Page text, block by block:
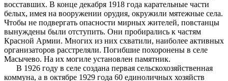
восставших. В конце декабря 1918 года карательные части
белых, имея на вооружении орудия, окружили мятежные села.
Чтобы не подвергать опасности мирных жителей, повстанцы
вынуждены были отступить. Они пробирались к частям
Красной Армии. Многих из них схватили, наиболее активных
организаторов расстреляли. Погибшие похоронены в селе
Масычево. На их могиле установлен памятник.
В 1926 году в селе создана первая сельскохозяйственная
коммуна, а в октябре 1929 года 60 единоличных хозяйств